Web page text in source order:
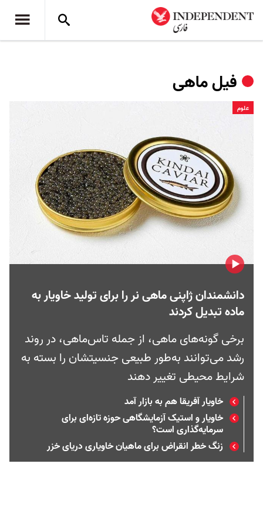
فیل ماهی
علوم
دانشمندان ژاپنی ماهی نر را برای تولید خاویار به
ماده تبدیل کردند
برخی گونه‌های ماهی، از جمله تاس‌ماهی، در روند
رشد می‌توانند به‌طور طبیعی جنسیتشان را بسته به
شرایط محیطی تغییر دهند
خاویار آفریقا هم به بازار آمد
خاویار و استیک آزمایشگاهی حوزه تازه‌ای برای
سرمایه‌گذاری است؟
زنگ خطر انقراض برای ماهیان خاویاری دریای خزر